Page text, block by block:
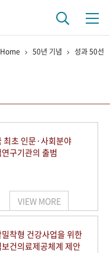
연구자들
물 영상 기록물
Home 50년 기념 성과 50선
최초 인문·사회분야
구기관의 출범
VIEW MORE
밀착형 건강사업을 위한
보건의료제공체계 제안